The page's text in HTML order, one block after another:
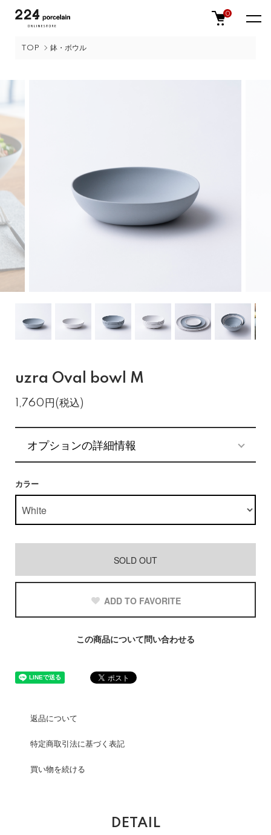
0
TOP 鉢・ボウル
uzra Oval bowl M
1,760円(税込)
オプションの詳細情報
カラー
SOLD OUT
ADD TO FAVORITE
この商品について問い合わせる
返品について
特定商取引法に基づく表記
買い物を続ける
DETAIL